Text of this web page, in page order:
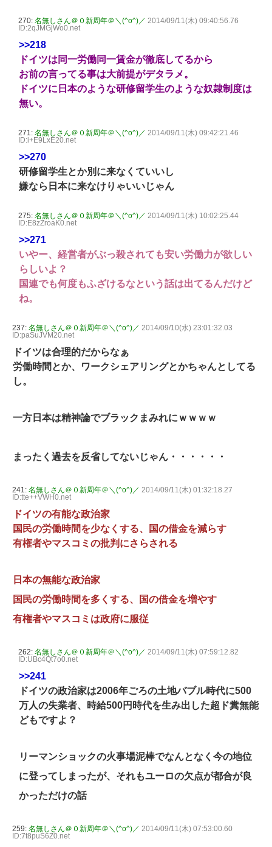
270: 名無しさん＠０新周年＠＼(^o^)／ 2014/09/11(木) 09:40:56.76
ID:2qJMGjWo0.net
>>218
ドイツは同一労働同一賃金が徹底してるから
お前の言ってる事は大前提がデタラメ。
ドイツに日本のような研修留学生のような奴隷制度は
無い。
271: 名無しさん＠０新周年＠＼(^o^)／ 2014/09/11(木) 09:42:21.46
ID:i+E9LxE20.net
>>270
研修留学生とか別に来なくていいし
嫌なら日本に来なけりゃいいじゃん
275: 名無しさん＠０新周年＠＼(^o^)／ 2014/09/11(木) 10:02:25.44
ID:E8zZroaK0.net
>>271
いやー、経営者がぶっ殺されても安い労働力が欲しい
らしいよ？
国連でも何度もふざけるなという話は出てるんだけど
ね。
237: 名無しさん＠０新周年＠＼(^o^)／ 2014/09/10(水) 23:01:32.03
ID:paSuJVM20.net
ドイツは合理的だからなぁ
労働時間とか、ワークシェアリングとかちゃんとしてる
し。
一方日本は精神論でブラックまみれにｗｗｗｗ
まったく過去を反省してないじゃん・・・・・・
241: 名無しさん＠０新周年＠＼(^o^)／ 2014/09/11(木) 01:32:18.27
ID:tte++VWH0.net
ドイツの有能な政治家
国民の労働時間を少なくする、国の借金を減らす
有権者やマスコミの批判にさらされる
日本の無能な政治家
国民の労働時間を多くする、国の借金を増やす
有権者やマスコミは政府に服従
262: 名無しさん＠０新周年＠＼(^o^)／ 2014/09/11(木) 07:59:12.82
ID:UBc4Qt7o0.net
>>241
ドイツの政治家は2006年ごろの土地バブル時代に500
万人の失業者、時給500円時代を生み出した超ド糞無能
どもですよ？
リーマンショックの火事場泥棒でなんとなく今の地位
に登ってしまったが、それもユーロの欠点が都合が良
かっただけの話
259: 名無しさん＠０新周年＠＼(^o^)／ 2014/09/11(木) 07:53:00.60
ID:7t8puS6Z0.net